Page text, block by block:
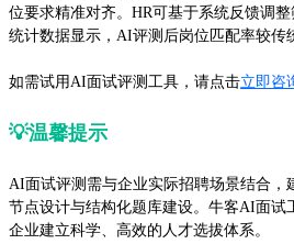
位要求精准对齐。HR可基于系统反馈调整
统计数据显示，AI评测后岗位匹配率较传
如需试用AI面试评测工具，请点击立即咨
💡温馨提示
AI面试评测需与企业实际招聘场景结合，
节点设计与结构化题库建设。牛客AI面试
企业建立科学、高效的人才选拔体系。